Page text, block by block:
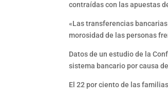
contraídas con las apuestas
«Las transferencias
morosidad de las personas
Datos de un estudio de la
sistema bancario por causa
El 22 por ciento de las